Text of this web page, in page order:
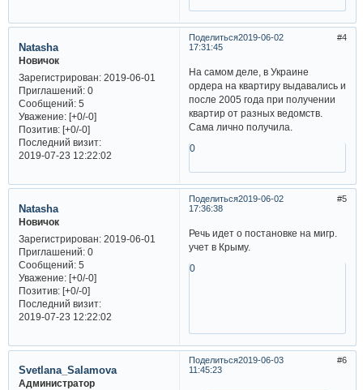
Поделиться 4
2019-06-02
17:31:45
Natasha
Новичок
Зарегистрирован: 2019-06-01
Приглашений:0
Сообщений:5
Уважение: [+0/-0]
Позитив: [+0/-0]
Последний визит:
2019-07-23 12:22:02
На самом деле, в Украине
ордера на квартиру выдавались и
после 2005 года при получении
квартир от разных ведомств.
Сама лично получила.
0
Поделиться 5
2019-06-02
17:36:38
Natasha
Новичок
Зарегистрирован: 2019-06-01
Приглашений:0
Сообщений:5
Уважение: [+0/-0]
Позитив: [+0/-0]
Последний визит:
2019-07-23 12:22:02
Речь идет о постановке на мигр.
учет в Крыму.
0
Поделиться 6
2019-06-03
11:45:23
Svetlana_Salamova
Администратор